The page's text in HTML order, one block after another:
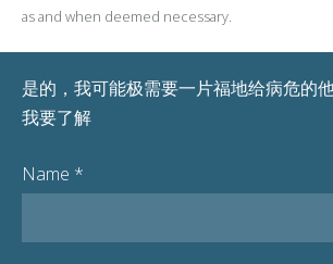
as and when deemed necessary.
是的，我可能极需要一片福地给病危的他
我要了解
Name *